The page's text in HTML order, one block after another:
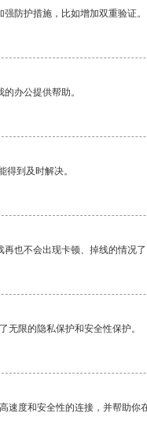
防护措施，比如增加双重验证。
办公提供帮助。
得到及时解决。
也不会出现卡顿、掉线的情况
无限的隐私保护和安全性保护。
速度和安全性的连接，并帮助你